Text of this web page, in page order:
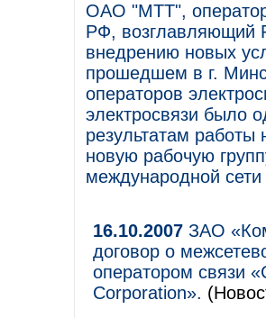
ОАО "МТТ",
РФ, возглавляющий
внедрению новых
прошедшем в г.
операторов
электросвязи было
результатам
новую рабочую
международной
16.10.2007 ЗАО
договор о
оператором связи
Corporation».